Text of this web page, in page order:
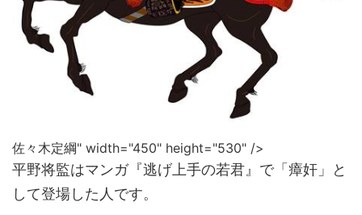
佐々木定綱" width="450" height="530" />
平野将監はマンガ『逃げ上手の若君』で「瘴奸」と
して登場した人です。